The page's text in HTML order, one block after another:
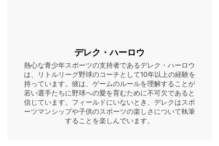
デレク・ハーロウ
熱心な青少年スポーツの支持者であるデレク・ハーロウ
は、リトルリーグ野球のコーチとして10年以上の経験を
持っています。彼は、ゲームのルールを理解することが
若い選手たちに野球への愛を育むために不可欠であると
信じています。フィールドにいないとき、デレクはスポ
ーツマンシップや子供のスポーツの楽しさについて執筆
することを楽しんでいます。